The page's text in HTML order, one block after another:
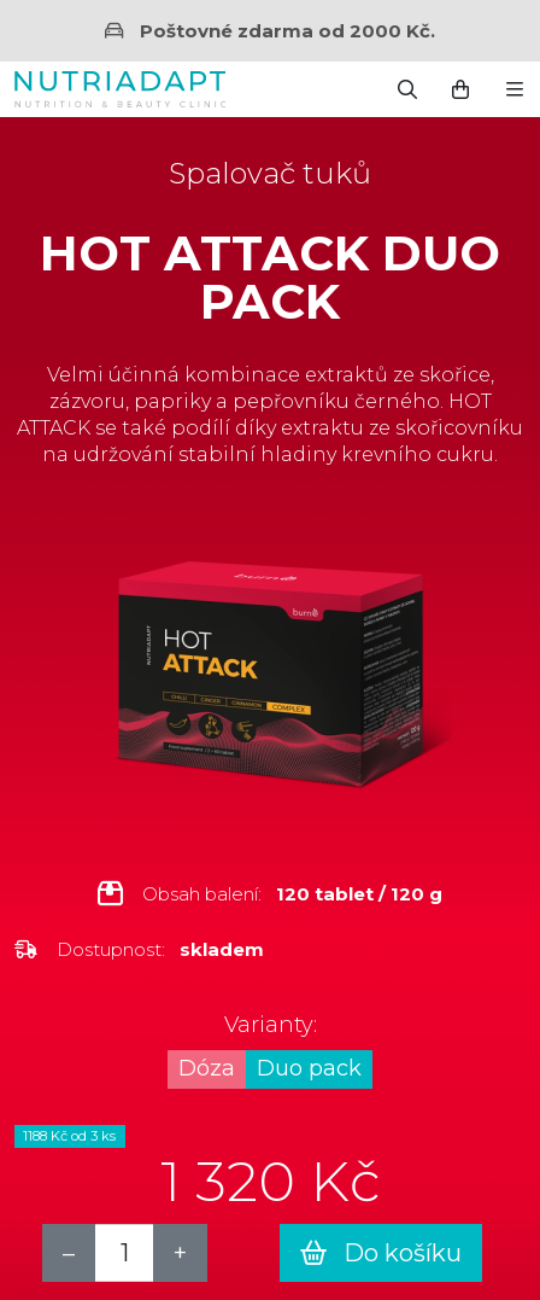
Poštovné zdarma od 2000 Kč.
Spalovač tuků
HOT ATTACK DUO
PACK
Velmi účinná kombinace extraktů ze skořice,
zázvoru, papriky a pepřovníku černého. HOT
ATTACK se také podílí díky extraktu ze skořicovníku
na udržování stabilní hladiny krevního cukru.
Obsah balení: 120 tablet / 120 g
Dostupnost: skladem
Varianty:
Dóza
Duo pack
1188 Kč od 3 ks
1 320 Kč
Do košíku